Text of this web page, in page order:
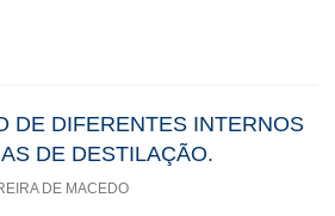
DE DIFERENTES INTERNOS
DE DESTILAÇÃO.
DE MACEDO